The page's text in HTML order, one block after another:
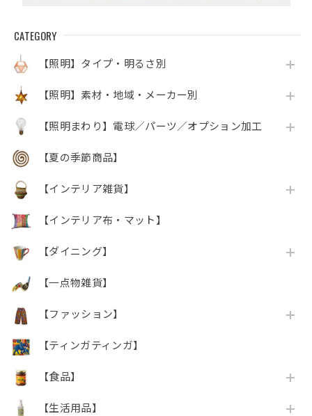
CATEGORY
【照明】タイプ・明るさ別
【照明】素材・地域・メーカー別
【照明まわり】電球／パーツ／オプション加工
【夏の季節商品】
【インテリア雑貨】
【インテリア布・マット】
【ダイニング】
【一点物雑貨】
【ファッション】
【ティンガティンガ】
【食品】
【生活用品】